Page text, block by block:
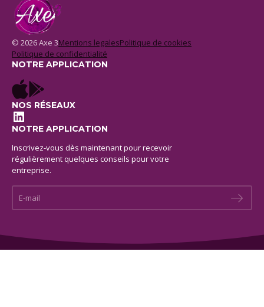
© 2026 Axe 3Mentions legalesPolitique de cookies
Politique de confidentialité
NOTRE APPLICATION
NOS RÉSEAUX
LinkedIn
NOTRE APPLICATION
Inscrivez-vous dès maintenant pour recevoir
régulièrement quelques conseils pour votre
entreprise.